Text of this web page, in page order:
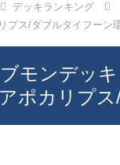
デッキランキング
プス/ダブルタイフーン
モンデッ
ポカリプス